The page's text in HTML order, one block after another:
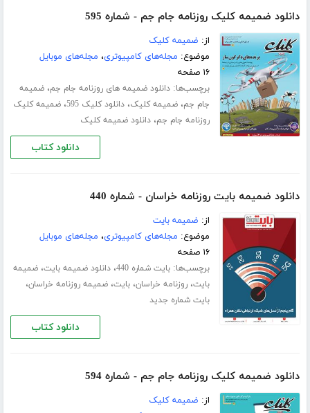
دانلود ضمیمه کلیک روزنامه جام جم - شماره 595
از: ضمیمه کلیک
موضوع: مجله‌های کامپیوتری، مجله‌های موبایل
۱۶ صفحه
برچسب‌ها:دانلود ضمیمه های روزنامه جام جم،ضمیمه
جام جم،ضمیمه کلیک،دانلود کلیک 595 ،ضمیمه کلیک
روزنامه جام جم،دانلود ضمیمه کلیک
دانلود کتاب
دانلود ضمیمه بایت روزنامه خراسان - شماره 440
از: ضمیمه بایت
موضوع: مجله‌های کامپیوتری، مجله‌های موبایل
۱۶ صفحه
برچسب‌ها:بایت شماره 440 ،دانلود ضمیمه بایت،ضمیمه
بایت،روزنامه خراسان،بایت،ضمیمه روزنامه خراسان،
بایت شماره جدید
دانلود کتاب
دانلود ضمیمه کلیک روزنامه جام جم - شماره 594
از: ضمیمه کلیک